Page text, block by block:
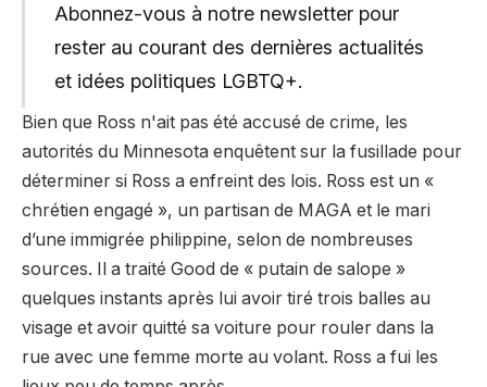
Abonnez-vous à notre newsletter pour
rester au courant des dernières actualités
et idées politiques LGBTQ+.
Bien que Ross n'ait pas été accusé de crime, les
autorités du Minnesota enquêtent sur la fusillade pour
déterminer si Ross a enfreint des lois. Ross est un «
chrétien engagé », un partisan de MAGA et le mari
d’une immigrée philippine, selon de nombreuses
sources. Il a traité Good de « putain de salope »
quelques instants après lui avoir tiré trois balles au
visage et avoir quitté sa voiture pour rouler dans la
rue avec une femme morte au volant. Ross a fui les